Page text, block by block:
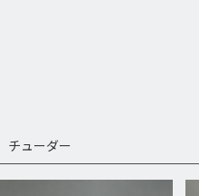
チューダー